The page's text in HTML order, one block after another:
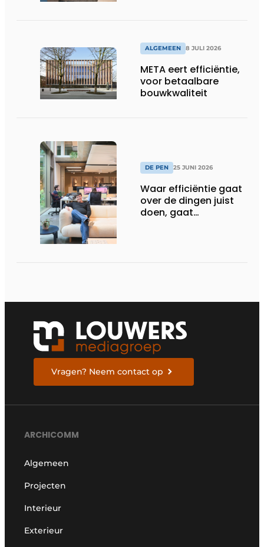
ALGEMEEN 8 JULI 2026
META eert efficiëntie,
voor betaalbare
bouwkwaliteit
DE PEN 25 JUNI 2026
Waar efficiëntie gaat
over de dingen juist
doen, gaat
Vragen? Neem contact op
ARCHICOMM
Algemeen
Projecten
Interieur
Exterieur